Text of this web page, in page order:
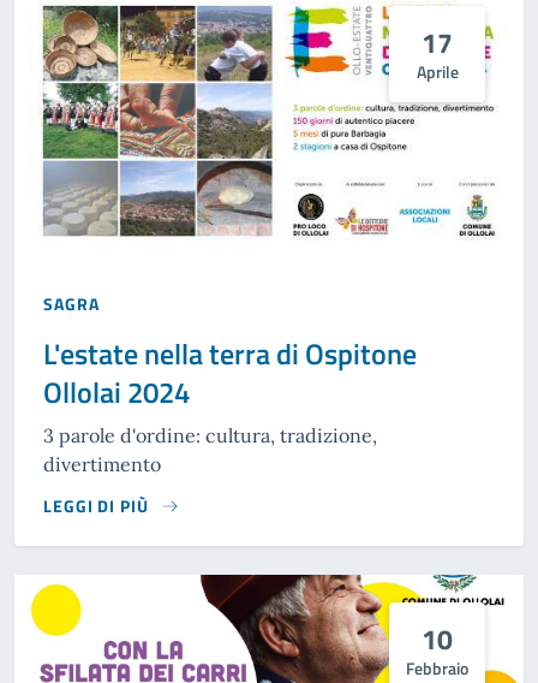
17
Aprile
SAGRA
L'estate nella terra di Ospitone
Ollolai 2024
3 parole d'ordine: cultura, tradizione,
divertimento
LEGGI DI PIÙ
10
Febbraio